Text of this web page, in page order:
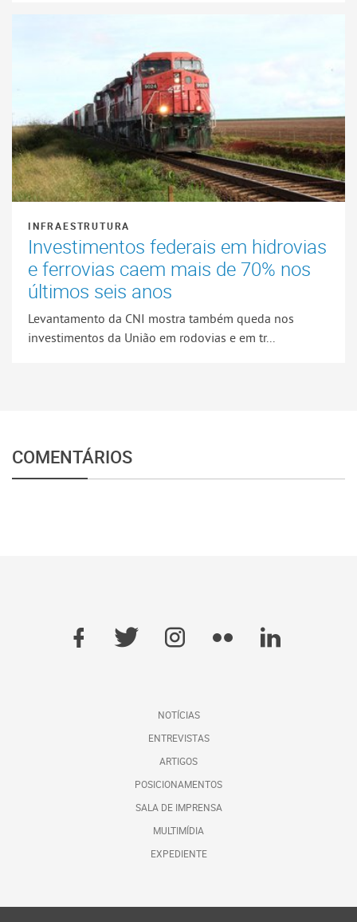
INFRAESTRUTURA
Investimentos federais em hidrovias
e ferrovias caem mais de 70% nos
últimos seis anos
Levantamento da CNI mostra também queda nos
investimentos da União em rodovias e em tr...
COMENTÁRIOS
NOTÍCIAS
ENTREVISTAS
ARTIGOS
POSICIONAMENTOS
SALA DE IMPRENSA
MULTIMÍDIA
EXPEDIENTE